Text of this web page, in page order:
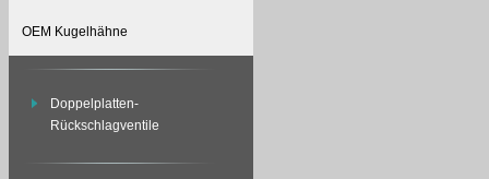
OEM Kugelhähne
Doppelplatten-
Rückschlagventile